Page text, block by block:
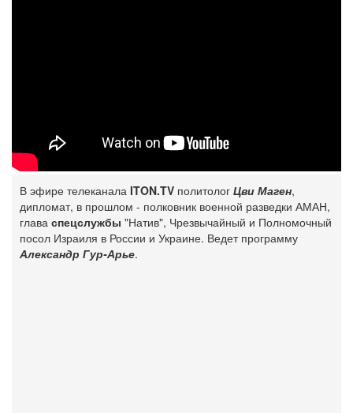
В эфире телеканала ITON.TV политолог Цви Маген,
дипломат, в прошлом - полковник военной разведки АМАН,
глава спецслужбы "Натив", ‎Чрезвычайный и Полномочный
посол Израиля в России и Украине. Ведет программу
Александр Гур-Арье.